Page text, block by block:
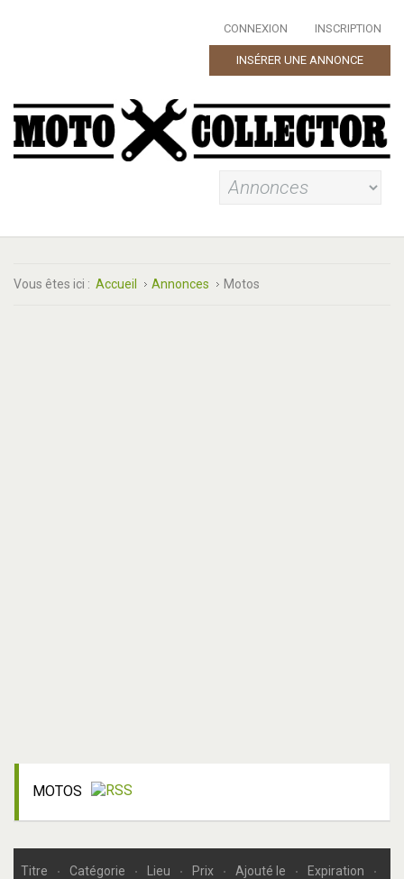
CONNEXION INSCRIPTION
INSÉRER UNE ANNONCE
Vous êtes ici : Accueil Annonces Motos
MOTOS
Titre Catégorie Lieu Prix Ajouté le
Expiration